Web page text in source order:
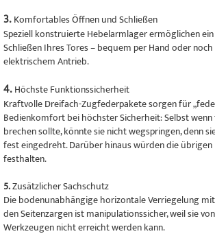
3. Komfortables Öffnen und Schließen
Speziell konstruierte Hebelarmlager ermöglichen
Schließen Ihres Tores – bequem per Hand oder
elektrischem Antrieb.
4. Höchste Funktionssicherheit
Kraftvolle Dreifach-Zugfederpakete sorgen für
Bedienkomfort bei höchster Sicherheit: Selbst
brechen sollte, könnte sie nicht wegspringen, denn
fest eingedreht. Darüber hinaus würden die übrigen
festhalten.
5.Zusätzlicher Sachschutz
Die bodenunabhängige horizontale Verriegelung
den Seitenzargen ist manipulationssicher, weil sie
Werkzeugen nicht erreicht werden kann.